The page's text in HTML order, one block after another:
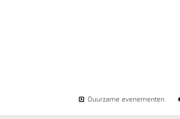
Duurzame evenementen